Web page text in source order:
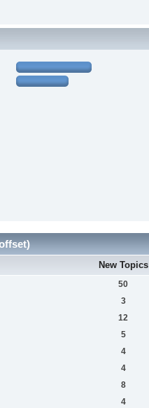
New Topics
50
3
12
5
4
4
8
4